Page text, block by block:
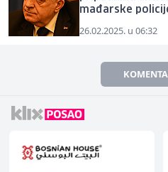
mađarske
26.02.2025. u 06:32